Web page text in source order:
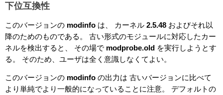
下位互換性
このバージョンの modinfo は、 カーネル 2.5.48 およびそれ以
降のためのものである。 古い形式のモジュールに対応したカー
ネルを検出すると、 その場で modprobe.old を実行しようとす
る。 そのため、ユーザは全く意識しなくてよい。
このバージョンの modinfo の出力は 古いバージョンに比べて
より単純でより一般的になっていることに注意。 デフォルトの